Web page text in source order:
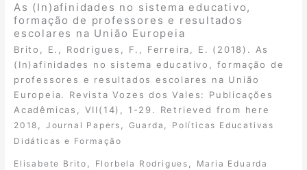
As (In)afinidades no sistema educativo,
formação de professores e resultados
escolares na União Europeia
Brito, E., Rodrigues, F., Ferreira, E. (2018). As
(In)afinidades no sistema educativo, formação de
professores e resultados escolares na União
Europeia. Revista Vozes dos Vales: Publicações
Acadêmicas, VII(14), 1-29. Retrieved from here
2018 Journal Papers Guarda
Políticas Educativas
Didáticas e Formação
Elisabete Brito , Florbela Rodrigues ,
Maria Eduarda